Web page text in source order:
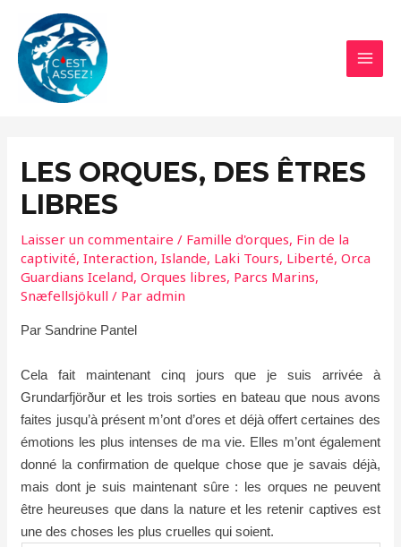
contenu
LES ORQUES, DES ÊTRES
LIBRES
Laisser un commentaire / Famille d'orques, Fin de la
captivité,Interaction,Islande, Laki Tours, Liberté,Orca
Guardians Iceland,Orques libres, Parcs Marins,
Snæfellsjökull / Paradmin
Par Sandrine Pantel
Cela fait maintenant cinq jours que je suis arrivée à
Grundarfjörður et les trois sorties en bateau que nous avons
faites jusqu’à présent m’ont d’ores et déjà offert certaines des
émotions les plus intenses de ma vie. Elles m’ont également
donné la confirmation de quelque chose que je savais déjà,
mais dont je suis maintenant sûre : les orques ne peuvent
être heureuses que dans la nature et les retenir captives est
une des choses les plus cruelles qui soient.